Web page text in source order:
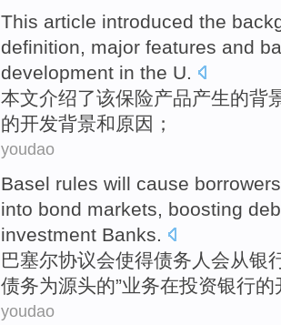
This article introduced the
definition, major features and
development in the U.
本文介绍了该保险产品产生的背
的开发背景和 原因；
youdao
Basel rules will cause borrowers
into bond markets, boosting
investment Banks.
巴塞尔协议会使得债务人 会从银
债务为源头的”业务在投资银行的
youdao